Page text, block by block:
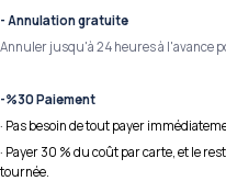
- Annulation gratuite
Annuler jusqu'à 24 heures à l'avance
-%30 Paiement
· Pas besoin de tout payer
· Payer 30 % du coût par carte, et le
tournée.